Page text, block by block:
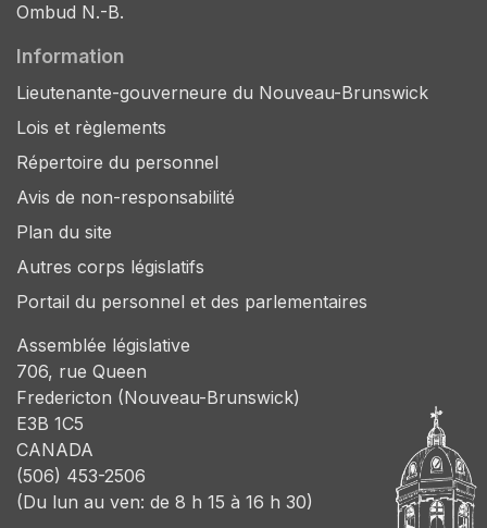
Ombud N.-B.
Information
Lieutenante-gouverneure du Nouveau-Brunswick
Lois et règlements
Répertoire du personnel
Avis de non-responsabilité
Plan du site
Autres corps législatifs
Portail du personnel et des parlementaires
Assemblée législative
706, rue Queen
Fredericton (Nouveau-Brunswick)
E3B 1C5
CANADA
(506) 453-2506
(Du lun au ven: de 8 h 15 à 16 h 30)